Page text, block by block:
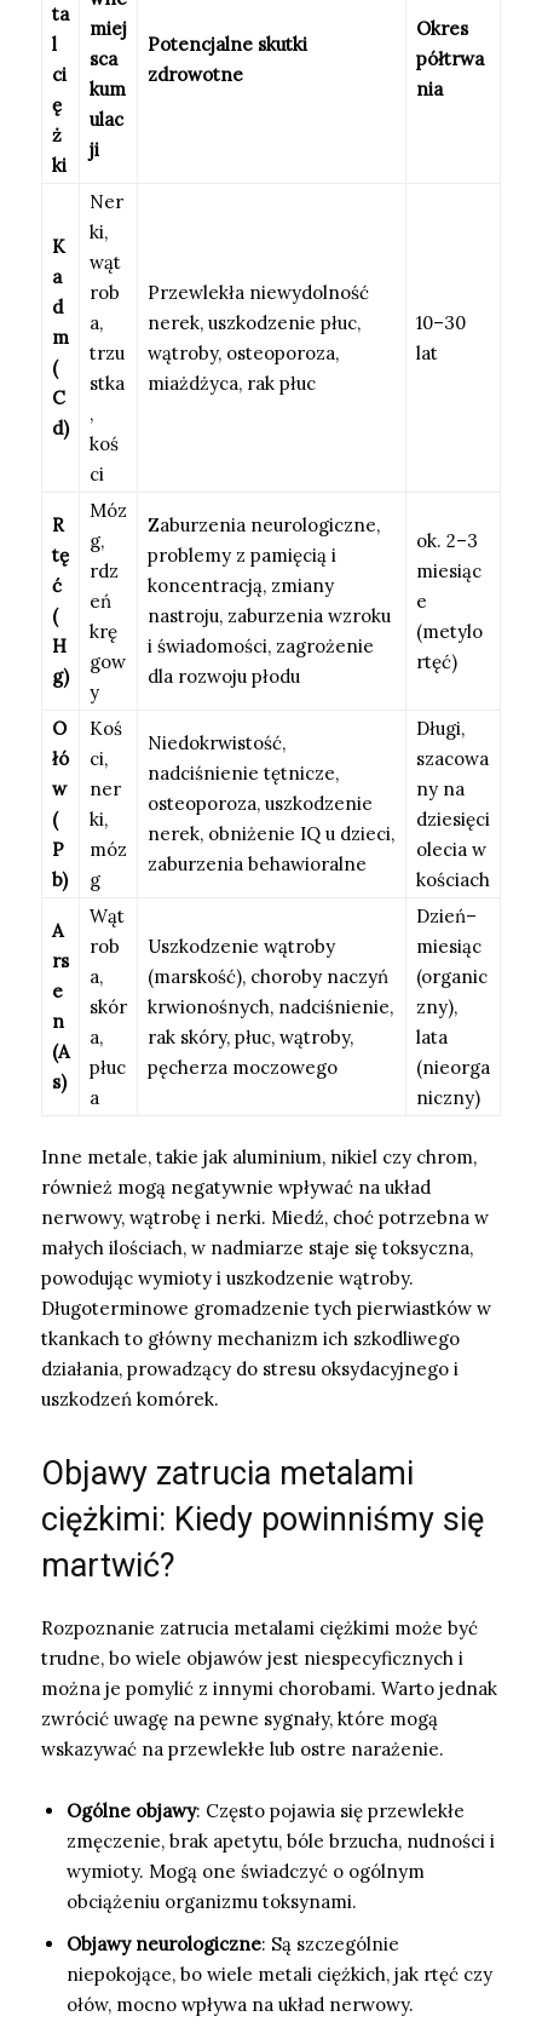
ta
l
ci
ę
ż
ki
miej
sca
kum
ulac
ji
Potencjalne skutki
zdrowotne
Okres
półtrwa
nia
K
a
d
m
(
C
d)
Ner
ki,
wąt
rob
a,
trzu
stka
,
koś
ci
Przewlekła niewydolność
nerek, uszkodzenie płuc,
wątroby, osteoporoza,
miażdżyca, rak płuc
10–30
lat
R
tę
ć
(
H
g)
Móz
g,
rdz
eń
krę
gow
y
Zaburzenia neurologiczne,
problemy z pamięcią i
koncentracją, zmiany
nastroju, zaburzenia wzroku
i świadomości, zagrożenie
dla rozwoju płodu
ok. 2–3
miesiąc
e
(metylo
rtęć)
O
łó
w
(
P
b)
Koś
ci,
ner
ki,
móz
g
Niedokrwistość,
nadciśnienie tętnicze,
osteoporoza, uszkodzenie
nerek, obniżenie IQ u dzieci,
zaburzenia behawioralne
Długi,
szacowa
ny na
dziesięci
olecia w
kościach
A
rs
e
n
(A
s)
Wąt
rob
a,
skór
a,
płuc
a
Uszkodzenie wątroby
(marskość), choroby naczyń
krwionośnych, nadciśnienie,
rak skóry, płuc, wątroby,
pęcherza moczowego
Dzień–
miesiąc
(organic
zny),
lata
(nieorga
niczny)
Inne metale, takie jak aluminium, nikiel czy chrom,
również mogą negatywnie wpływać na układ
nerwowy, wątrobę i nerki. Miedź, choć potrzebna w
małych ilościach, w nadmiarze staje się toksyczna,
powodując wymioty i uszkodzenie wątroby.
Długoterminowe gromadzenie tych pierwiastków w
tkankach to główny mechanizm ich szkodliwego
działania, prowadzący do stresu oksydacyjnego i
uszkodzeń komórek.
Objawy zatrucia metalami
ciężkimi: Kiedy powinniśmy się
martwić?
Rozpoznanie zatrucia metalami ciężkimi może być
trudne, bo wiele objawów jest niespecyficznych i
można je pomylić z innymi chorobami. Warto jednak
zwrócić uwagę na pewne sygnały, które mogą
wskazywać na przewlekłe lub ostre narażenie.
Ogólne objawy: Często pojawia się przewlekłe
zmęczenie, brak apetytu, bóle brzucha, nudności i
wymioty. Mogą one świadczyć o ogólnym
obciążeniu organizmu toksynami.
Objawy neurologiczne: Są szczególnie
niepokojące, bo wiele metali ciężkich, jak rtęć czy
ołów, mocno wpływa na układ nerwowy.